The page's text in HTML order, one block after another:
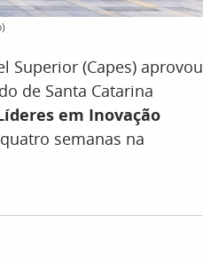
Superior (Capes) aprovou
de Santa Catarina
em Inovação
semanas na